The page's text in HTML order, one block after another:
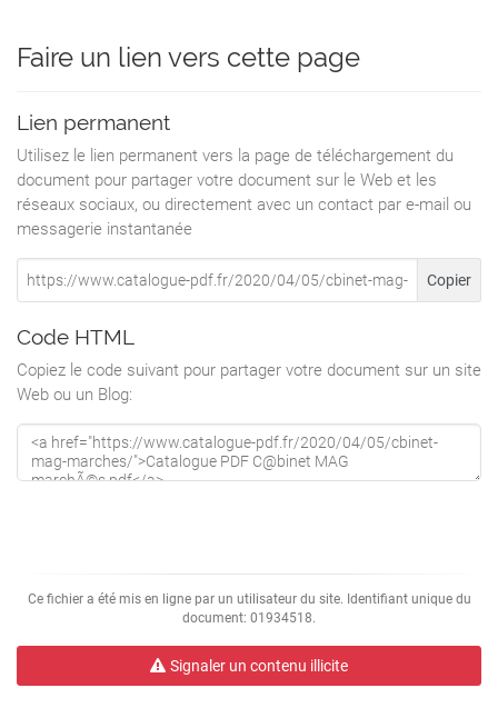
Lancé en 1972, le nouveau paradigme,
La Protection de l’Environnement
La Conservation et la Promotion Bhoutanaise
La Bonne Gouvernance et
Le Développement Économique Responsable
et
Durable
s
Aujourd’hui , Le Bonheur National Brut irrigue
toute la Vie du BHOUTAN.
Réglementation stricte de la gestion
des Forêts et des Ressources minières.
Agriculture 100 % Biologique.
L’Education Nationale qui prépare les élèves
À devenir des « Ambassadeurs du
*
Dépaysement assuré.
Faire un lien vers cette page
Lien permanent
Utilisez le lien permanent vers la page de téléchargement du
document pour partager votre document sur le Web et les
réseaux sociaux, ou directement avec un contact par e-mail ou
messagerie instantanée
Copier
Code HTML
Copiez le code suivant pour partager votre document sur un site
Web ou un Blog:
Ce fichier a été mis en ligne par un utilisateur du site. Identifiant unique du
document: 01934518.
Signaler un contenu illicite